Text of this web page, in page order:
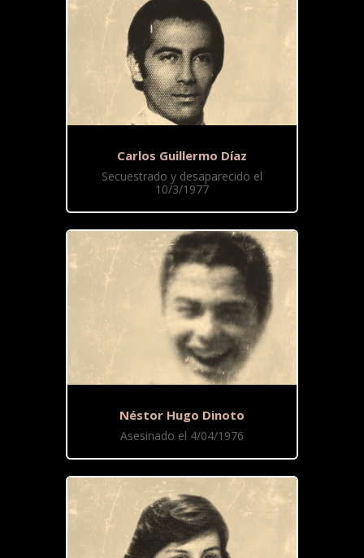
Carlos Guillermo Díaz
Secuestrado y desaparecido el
10/3/1977
Néstor Hugo Dinoto
Asesinado el 4/04/1976